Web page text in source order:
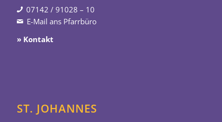
07142 / 91028 – 10
E-Mail ans Pfarrbüro
» Kontakt
ST. JOHANNES